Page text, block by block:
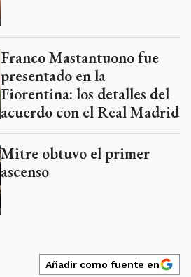
Franco Mastantuono fue
presentado en la
Fiorentina: los detalles del
acuerdo con el Real Madrid
Mitre obtuvo el primer
ascenso
Añadir como fuente en